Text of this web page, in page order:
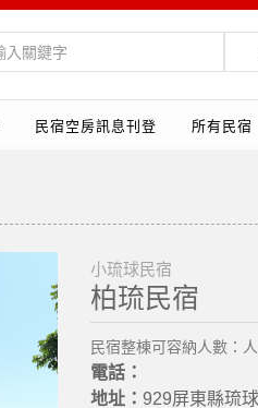
民宿空房訊息刊登 所有民宿
小琉球民宿
柏琉民宿
民宿整棟可容納人數：人
電話：
地址： 929屏東縣琉